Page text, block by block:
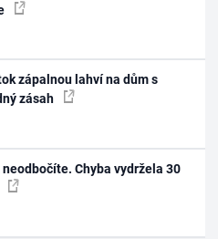
zápalnou lahví na dům s
zásah
Chyba vydržela 30